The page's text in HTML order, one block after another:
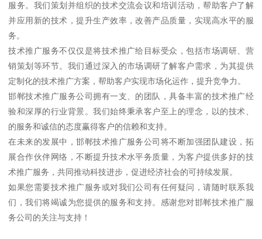
服务。我们策划并组织的技术交流会议和培训活动，帮助客户了解
并应用新的技术，提升生产效率，改善产品质量，实现高水平的服
务。
技术推广服务不仅仅是将技术推广给目标受众，包括市场调研、营
销策划等环节。我们通过深入的市场调研了解客户需求，为其提供
定制化的技术推广方案，帮助客户实现市场化运作，提升竞争力。
邯郸技术推广服务公司拥有一支、的团队，具备丰富的技术推广经
验和深厚的行业背景。我们始终秉承客户至上的理念，以的技术、
的服务和诚信的态度赢得客户的信赖和支持。
在未来的发展中，邯郸技术推广服务公司将不断加强团队建设，拓
展合作伙伴网络，不断提升技术水平务质量，为客户提供多好的技
术推广服务，共同推动科技进步，促进经济社会的可持续发展。
如果您需要技术推广服务或对我们公司有任何疑问，请随时联系我
们，我们将竭诚为您提供的服务和支持。感谢您对邯郸技术推广服
务公司的关注与支持！